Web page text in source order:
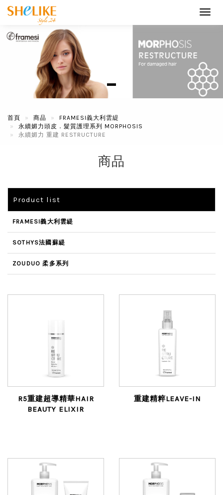
首頁 商品
FRAMESI義大利雲緹
永續媚力頭皮．髮質護理系列 MORPHOSIS
永續媚力 重建 RESTRUCTURE
商品
Product list
FRAMESI義大利雲緹
SOTHYS法國蘇緹
ZOUDUO 柔多系列
R5重建超導精華HAIR
BEAUTY ELIXIR
重建精粹LEAVE-IN